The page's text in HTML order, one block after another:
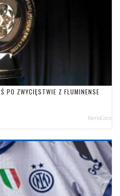
PO ZWYCIĘSTWIE Z FLUMINENSE
NerioCorsi